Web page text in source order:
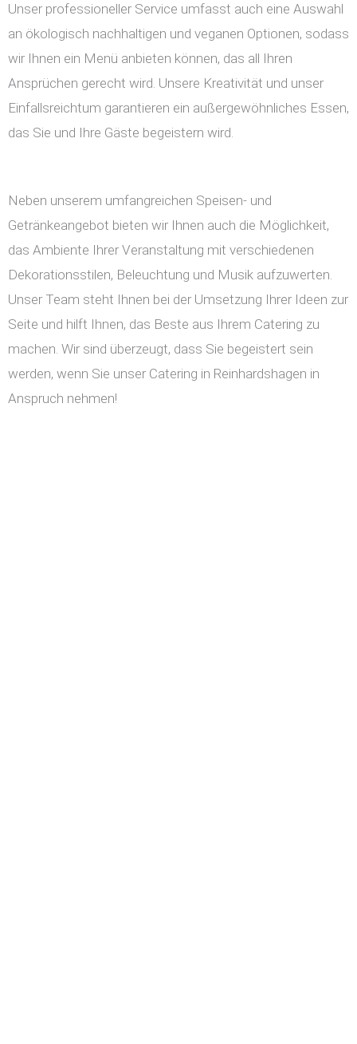
Unser professioneller Service umfasst auch eine Auswahl
an ökologisch nachhaltigen und veganen Optionen, sodass
wir Ihnen ein Menü anbieten können, das all Ihren
Ansprüchen gerecht wird. Unsere Kreativität und unser
Einfallsreichtum garantieren ein außergewöhnliches Essen,
das Sie und Ihre Gäste begeistern wird.
Neben unserem umfangreichen Speisen- und
Getränkeangebot bieten wir Ihnen auch die Möglichkeit,
das Ambiente Ihrer Veranstaltung mit verschiedenen
Dekorationsstilen, Beleuchtung und Musik aufzuwerten.
Unser Team steht Ihnen bei der Umsetzung Ihrer Ideen zur
Seite und hilft Ihnen, das Beste aus Ihrem Catering zu
machen. Wir sind überzeugt, dass Sie begeistert sein
werden, wenn Sie unser Catering in Reinhardshagen in
Anspruch nehmen!